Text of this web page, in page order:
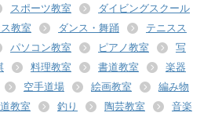
スポーツ教室
ダイビングスクール
教室
ダンス・舞踊
テニスス
パソコン教室 ピアノ教室
写
料理教室 書道教室
楽器
空手道場 絵画教室
編み物
教室 釣り 陶芸教室
音楽